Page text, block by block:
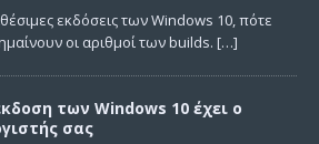
εκδόσεις των Windows 10, πότε
οι αριθμοί των builds. […]
των Windows 10 έχει ο
σας